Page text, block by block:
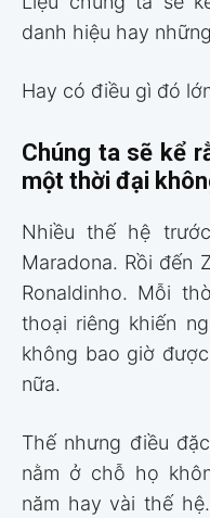
danh hiệu hay
Hay có điều gì đó
Chúng ta sẽ kể
một thời đại
Nhiều thế hệ
Maradona. Rồi đến
Ronaldinho. Mỗi
thoại riêng khiến
không bao giờ
nữa.
Thế nhưng điều
nằm ở chỗ họ
năm hay vài thế